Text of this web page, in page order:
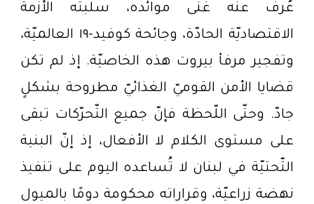
عُرف عنه غنى موائده، سلبته الأزمة
الاقتصاديّة الحادّة، وجائحة كوفيد-١٩ العالميّة،
وتفجير مرفأ بيروت هذه الخاصيّة. إذ لم تكن
قضايا الأمن القوميّ الغذائيّ مطروحة بشكلٍ
جادّ. وحتّى اللّحظة فإنّ جميع التّحرّكات تبقى
على مستوى الكلام لا الأفعال، إذ إنّ البنية
التّحتيّة في لبنان لا تُساعده اليوم على تنفيذ
نهضة زراعيّة، وقراراته محكومة دومًا بالميول